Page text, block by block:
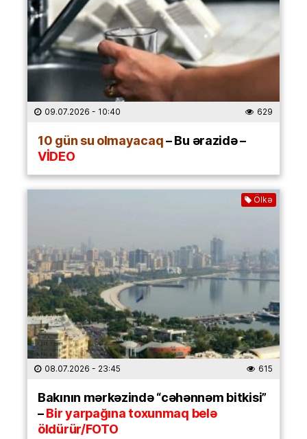
09.07.2026 - 10:40 629
10 gün su olmayacaq– Bu ərazidə –
VİDEO
Ölkə
08.07.2026 - 23:45 615
Bakının mərkəzində “cəhənnəm bitkisi”
–Bir yarpağına toxunmaq belə
öldürür/FOTO